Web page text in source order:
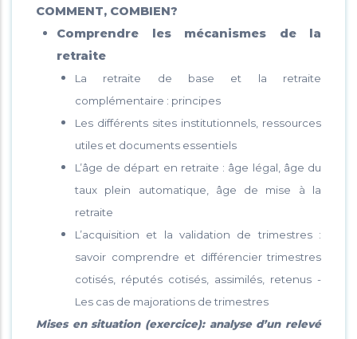
COMMENT, COMBIEN?
Comprendre les mécanismes de la
retraite
La retraite de base et la retraite
complémentaire : principes
Les différents sites institutionnels, ressources
utiles et documents essentiels
L’âge de départ en retraite : âge légal, âge du
taux plein automatique, âge de mise à la
retraite
L’acquisition et la validation de trimestres :
savoir comprendre et différencier trimestres
cotisés, réputés cotisés, assimilés, retenus -
Les cas de majorations de trimestres
Mises en situation (exercice): analyse d’un relevé